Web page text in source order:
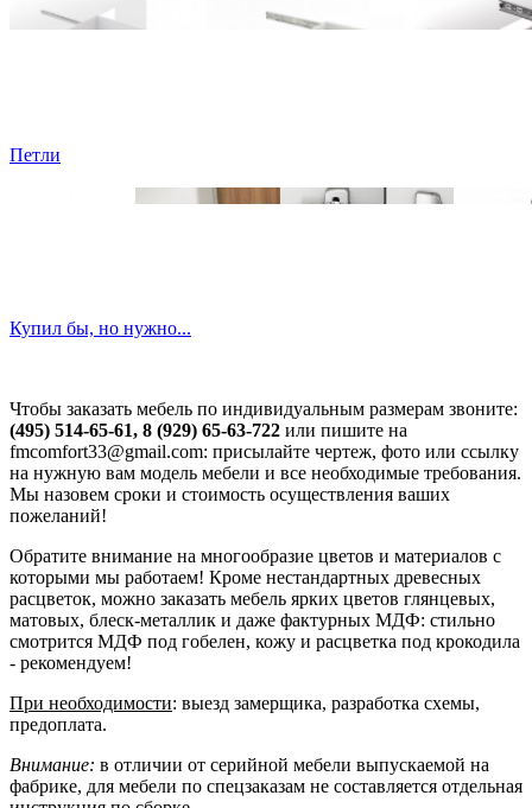
Петли
Купил бы, но нужно...
Чтобы заказать мебель по индивидуальным размерам звоните:
(495) 514-65-61, 8 (929) 65-63-722 или пишите на
fmcomfort33@gmail.com: присылайте чертеж, фото или ссылку
на нужную вам модель мебели и все необходимые требования.
Мы назовем сроки и стоимость осуществления ваших
пожеланий!
Обратите внимание на многообразие цветов и материалов с
которыми мы работаем! Кроме нестандартных древесных
расцветок, можно заказать мебель ярких цветов глянцевых,
матовых, блеск-металлик и даже фактурных МДФ: стильно
смотрится МДФ под гобелен, кожу и расцветка под крокодила
- рекомендуем!
При необходимости: выезд замерщика, разработка схемы,
предоплата.
Внимание: в отличии от серийной мебели выпускаемой на
фабрике, для мебели по спецзаказам не составляется отдельная